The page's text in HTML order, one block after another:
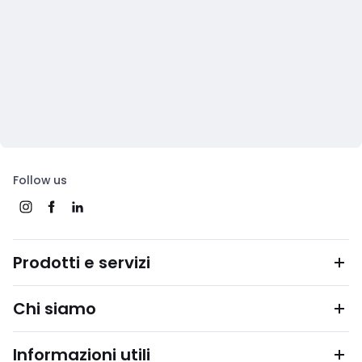
Follow us
Prodotti e servizi
Chi siamo
Informazioni utili